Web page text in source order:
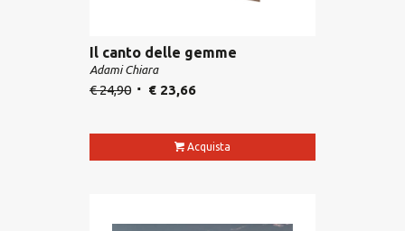
Il canto delle gemme
Adami Chiara
€24,90 €23,66
Acquista